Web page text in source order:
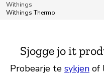
Withings
Withings Thermo
Sjogge jo it
Probearje te sykjen of